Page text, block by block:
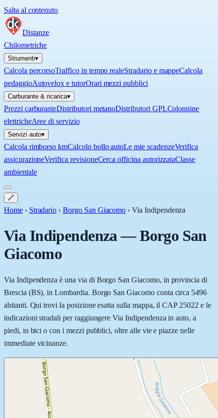
Salta al contenuto
Distanze
Chilometriche
Strumenti▾
Calcola percorsoTraffico in tempo realeStradario e mappeCalcola
pedaggioAutovelox e tutorOrari mezzi pubblici
Carburante & ricarica▾
Prezzi carburanteDistributori metanoDistributori GPLColonnine
elettricheAree di servizio
Servizi auto▾
Calcola rimborso kmCalcolo bollo autoLe mie scadenzeVerifica
assicurazioneVerifica revisioneCerca officina autorizzataClasse
ambientale
🔗
Home › Stradario › Borgo San Giacomo ›Via Indipendenza
Via Indipendenza—Borgo San
Giacomo
Via Indipendenza è una via di Borgo San Giacomo, in provincia di
Brescia (BS), in Lombardia. Borgo San Giacomo conta circa 5496
abitanti. Qui trovi la posizione esatta sulla mappa, il CAP 25022 e le
indicazioni stradali per raggiungere Via Indipendenza in auto, a
piedi, in bici o con i mezzi pubblici, oltre alle vie e piazze nelle
immediate vicinanze.